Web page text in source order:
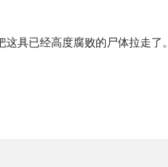
具已经高度腐败的尸体拉走了